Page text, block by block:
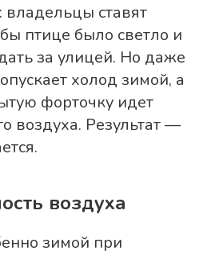
ставят
птице было светло и
за улицей. Но даже
холод зимой, а
форточку идет
воздуха. Результат —
воздуха
зимой при